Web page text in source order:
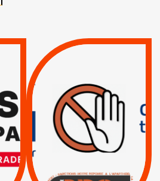
INTERNATIONAL ?
TRUMP, MACRON :
MÊME COMBAT
| Actus |
| Boycott militaire |